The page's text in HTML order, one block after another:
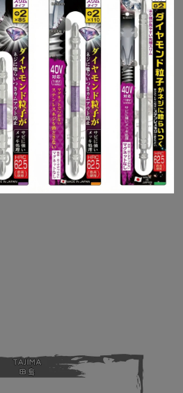
（會先通知顧客）
心購買
註
+@）
路1306號